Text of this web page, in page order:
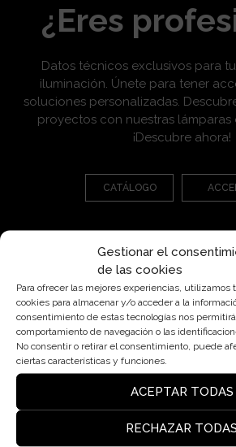
Gestionar el
de las cookies
Para ofrecer las mejores experiencias, utilizamos
cookies para almacenar y/o acceder a la
consentimiento de estas tecnologías nos
comportamiento de navegación o las
No consentir o retirar el consentimiento, puede
ciertas características y funciones.
ACEPTAR TODAS
RECHAZAR TODAS
¿Eres
Datos técnicos exclusivos para
iluminación. Únete para tener
soluciones personalizadas.
proyectos con nuestras lámparas
¡Descubre ahora!
CATÁLOGO
Pl. Cardona, 7, Bjs 2ª, 08006
insolit@insolitbcn.com
+34 932 50 76 40
Lámparas